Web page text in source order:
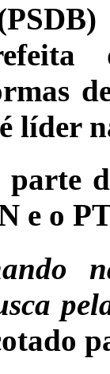
líder
parte
e o